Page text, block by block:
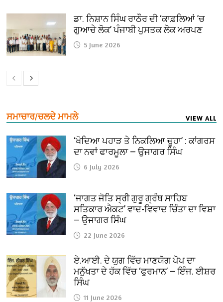
ਡਾ. ਨਿਸ਼ਾਨ ਸਿੰਘ ਰਾਠੌਰ ਦੀ ‘ਕਾਫ਼ਲਿਆਂ ’ਚ
ਗੁਆਚੇ ਲੋਕ’ ਪੰਜਾਬੀ ਪੁਸਤਕ ਲੋਕ ਅਰਪਣ
5 June 2026
ਸਮਾਚਾਰ/ਚਲਦੇ ਮਾਮਲੇ VIEW ALL
‘ਖੋਦਿਆ ਪਹਾੜ ਤੇ ਨਿਕਲਿਆ ਚੂਹਾ’ : ਕਾਂਗਰਸ
ਦਾ ਨਵਾਂ ਫਾਰਮੂਲਾ — ਉਜਾਗਰ ਸਿੰਘ
6 July 2026
‘ਜਾਗਤ ਜੋਤਿ ਸ੍ਰੀ ਗੁਰੂ ਗ੍ਰੰਥ ਸਾਹਿਬ
ਸਤਿਕਾਰ ਐਕਟ’ ਵਾਦ-ਵਿਵਾਦ ਚਿੰਤਾ ਦਾ ਵਿਸ਼ਾ
— ਉਜਾਗਰ ਸਿੰਘ
22 June 2026
ਏ.ਆਈ. ਦੇ ਯੁਗ ਵਿੱਚ ਮਾਣਯੋਗ ਪੋਪ ਦਾ
ਮਨੁੱਖਤਾ ਦੇ ਹੱਕ ਵਿੱਚ ‘ਫੁਰਮਾਨ’ — ਇੰਜ. ਈਸ਼ਰ
ਸਿੰਘ
11 June 2026